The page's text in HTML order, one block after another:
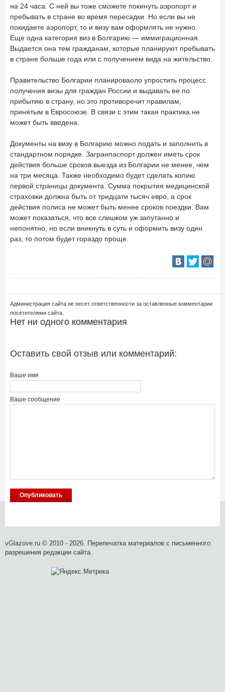
на 24 часа. С ней вы тоже сможете покинуть аэропорт и
пребывать в стране во время пересадки. Но если вы не
покидаете аэропорт, то и визу вам оформлять не нужно.
Еще одна категория виз в Болгарию — иммиграционная.
Выдается она тем гражданам, которые планируют пребывать
в стране больше года или с получением вида на жительство.
Правительство Болгарии планироваоло упростить процесс
получения визы для граждан России и выдавать ее по
прибытию в страну, но это противоречит правилам,
принятым в Евросоюзе. В связи с этим такая практика не
может быть введена.
Документы на визу в Болгарию можно подать и заполнить в
стандартном порядке. Загранпаспорт должен иметь срок
действия больше сроков выезда из Болгарии не менее, чем
на три месяца. Также необходимо будет сделать копию
первой страницы документа. Сумма покрытия медицинской
страховки должна быть от тридцати тысяч евро, а срок
действия полиса не может быть менее сроков поездки. Вам
может показаться, что все слишком уж запутанно и
непонятно, но если вникнуть в суть и оформить визу один
раз, то потом будет гораздо проще.
Администрация сайта не несет ответственности за оставленные комментарии
посетителями сайта.
Нет ни одного комментария
Оставить свой отзыв или комментарий:
Ваше имя
Ваше сообщение
vGlazove.ru © 2010 - 2026. Перепечатка материалов с письменного
разрешения редакции сайта.